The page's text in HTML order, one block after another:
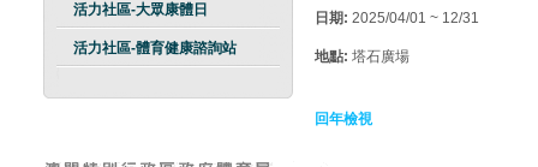
活力社區-大眾康體日
活力社區-體育健康諮詢站
日期: 2025/04/01 ~ 12/31
地點: 塔石廣場
回年檢視